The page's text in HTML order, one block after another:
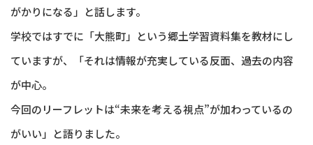
がかりになる」と話します。
学校ではすでに「大熊町」という郷土学習資料集を教材にし
ていますが、「それは情報が充実している反面、過去の内容
が中心。
今回のリーフレットは“未来を考える視点”が加わっているの
がいい」と語りました。